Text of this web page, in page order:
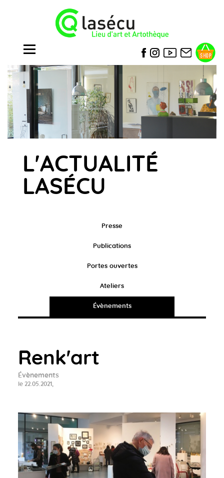
L'ACTUALITÉ
LASÉCU
Presse
Publications
Portes ouvertes
Ateliers
Évènements
Renk'art
Évènements
le 22.05.2021,